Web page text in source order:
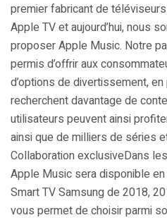
premier fabricant de
Apple TV et aujourd’hui, nous
proposer Apple Music. Notre
permis d’offrir aux
d’options de divertissement,
recherchent davantage de
utilisateurs peuvent ainsi
ainsi que de milliers de séries
Collaboration exclusiveDans
Apple Music sera disponible
Smart TV Samsung de 2018,
vous permet de choisir parmi